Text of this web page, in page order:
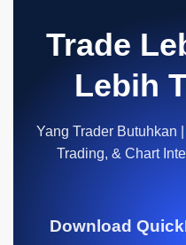
Trade
Lebih
Yang Trader Butuhkan
Trading, & Chart
Download